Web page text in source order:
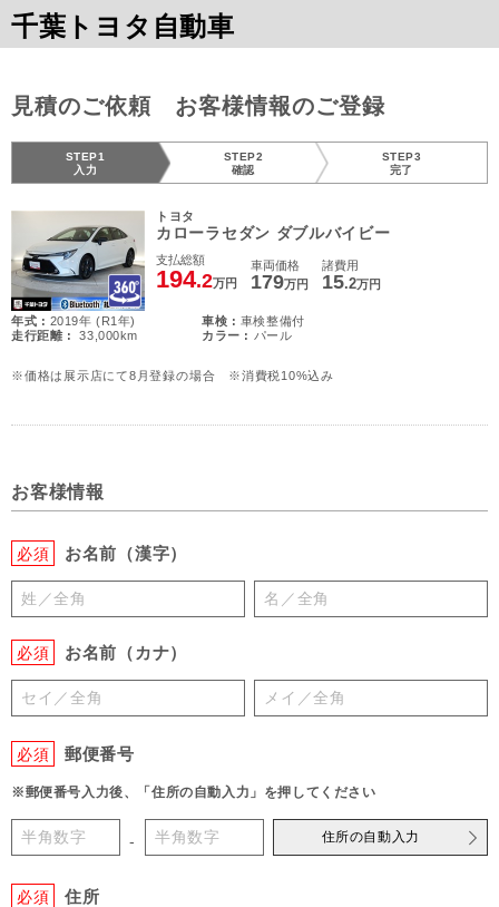
千葉トヨタ自動車
見積のご依頼 お客様情報のご登録
STEP1
入力
STEP2
確認
STEP3
完了
トヨタ
カローラセダン ダブルバイビー
支払総額
194.2万円
車両価格
179万円
諸費用
15.2万円
年式 : 2019年 (R1年) 車検 : 車検整備付
走行距離 :
33,000km カラー : パール
※価格は展示店にて8月登録の場合 ※消費税10%込み
お客様情報
必須 お名前（漢字）
必須 お名前（カナ）
必須 郵便番号
※郵便番号入力後、「住所の自動入力」を押してください
- 住所の自動入力
必須 住所